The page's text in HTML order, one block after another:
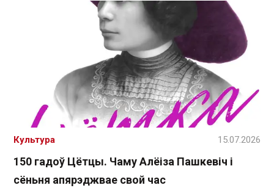
150 гадоў Цётцы. Чаму Алёіза Пашкевіч і
сёньня апярэджвае свой час
Культура 15.07.2026